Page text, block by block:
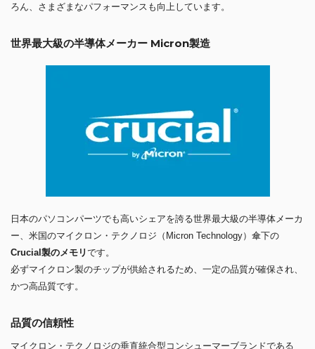
ろん、さまざまなパフォーマンスも向上しています。
世界最大級の半導体メーカー Micron製造
日本のパソコンパーツでも高いシェアを誇る世界最大級の半導体メーカ
ー、米国のマイクロン・テクノロジ（Micron Technology）傘下の
Crucial製のメモリです。
必ずマイクロン製のチップが供給されるため、一定の品質が確保され、
かつ高品質です。
品質の信頼性
マイクロン・テクノロジの垂直統合型コンシューマーブランドである